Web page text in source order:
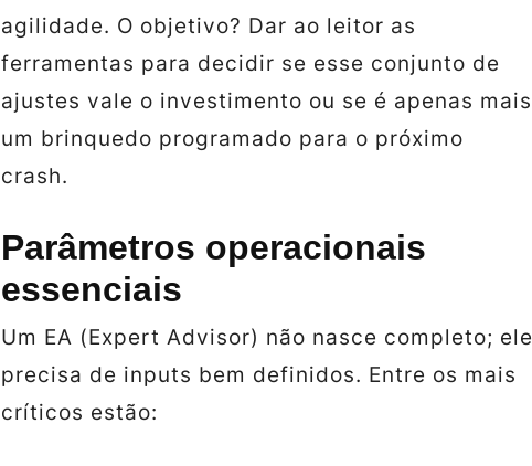
agilidade. O objetivo? Dar ao leitor as
ferramentas para decidir se esse conjunto de
ajustes vale o investimento ou se é apenas mais
um brinquedo programado para o próximo
crash.
Parâmetros operacionais
essenciais
Um EA (Expert Advisor) não nasce completo; ele
precisa de inputs bem definidos. Entre os mais
críticos estão: